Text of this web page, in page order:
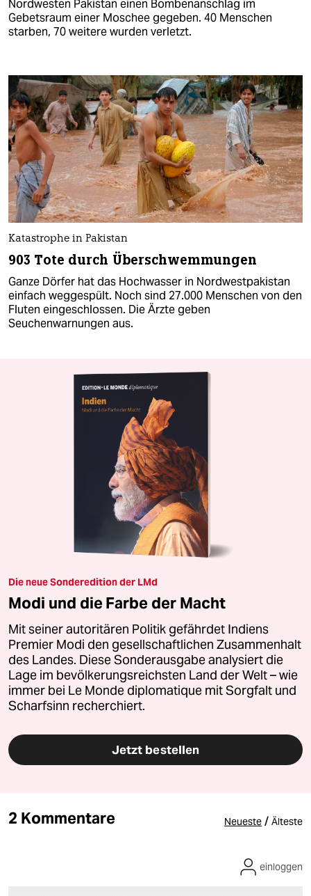
Nordwesten Pakistan einen Bombenanschlag im
Gebetsraum einer Moschee gegeben. 40 Menschen
starben, 70 weitere wurden verletzt.
Katastrophe in Pakistan
903 Tote durch Überschwemmungen
Ganze Dörfer hat das Hochwasser in Nordwestpakistan
einfach weggespült. Noch sind 27.000 Menschen von den
Fluten eingeschlossen. Die Ärzte geben
Seuchenwarnungen aus.
Die neue Sonderedition der LMd
Modi und die Farbe der Macht
Mit seiner autoritären Politik gefährdet Indiens
Premier Modi den gesellschaftlichen Zusammenhalt
des Landes. Diese Sonderausgabe analysiert die
Lage im bevölkerungsreichsten Land der Welt – wie
immer bei Le Monde diplomatique mit Sorgfalt und
Scharfsinn recherchiert.
Jetzt bestellen
2 Kommentare Neueste / Älteste
einloggen